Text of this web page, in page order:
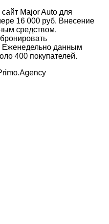
Major Auto для
16 000 руб. Внесение
средством,
Еженедельно данным
400 покупателей.